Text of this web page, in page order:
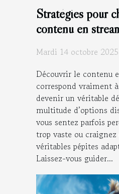
Stratégies pour
contenu en
Mardi 14 octobre
Découvrir le contenu
correspond vraiment
devenir un véritable
multitude d’options
vous sentez parfois
trop vaste ou craignez
véritables pépites
Laissez-vous guider...